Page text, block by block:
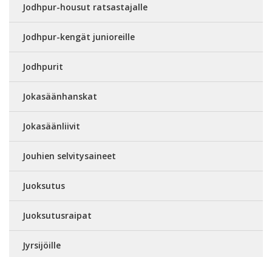
Jodhpur-housut ratsastajalle
Jodhpur-kengät junioreille
Jodhpurit
Jokasäänhanskat
Jokasäänliivit
Jouhien selvitysaineet
Juoksutus
Juoksutusraipat
Jyrsijöille